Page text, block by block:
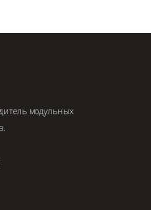
модульных